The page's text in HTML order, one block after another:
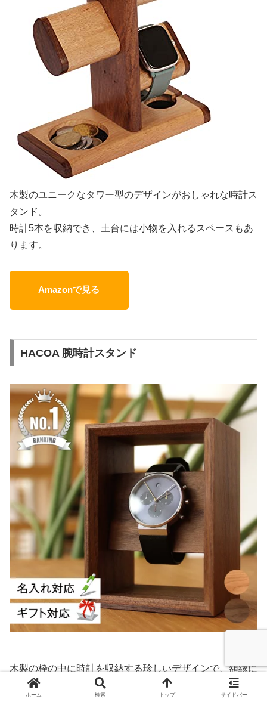
木製のユニークなタワー型のデザインがおしゃれな時計ス
タンド。
時計5本を収納でき、土台には小物を入れるスペースもあ
ります。
Amazonで見る
HACOA 腕時計スタンド
木製の枠の中に時計を収納する珍しいデザインで、額縁に
飾るように時計をディスプレイできます。
ホーム 検索 トップ サイドバー